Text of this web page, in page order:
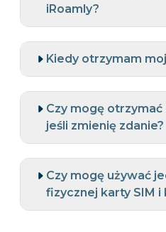
iRoamly?
Kiedy otrzymam
Czy mogę
jeśli zmienię zdanie?
Czy mogę używać
fizycznej karty SIM i